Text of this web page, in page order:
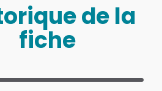
de la
fiche